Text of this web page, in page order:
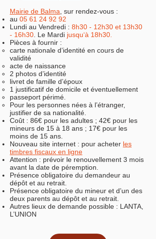
Mairie de Balma , sur rendez-vous :
au 05 61 24 92 92
Lundi au Vendredi : 8h30 - 12h30 et 13h30
- 16h30 . Le Mardi jusqu‘à 18h30.
Pièces à fournir :
carte nationale d’identité en cours de
validité
acte de naissance
2 photos d’identité
livret de famille d’époux
1 justificatif de domicile et éventuellement
passeport périmé.
Pour les personnes nées à l’étranger,
justifier de sa nationalité.
Coût : 86€ pour les adultes ; 42€ pour les
mineurs de 15 à 18 ans ; 17€ pour les
moins de 15 ans.
Nouveau site internet : pour acheter les
timbres fiscaux en ligne
Attention : prévoir le renouvellement 3 mois
avant la date de péremption.
Présence obligatoire du demandeur au
dépôt et au retrait.
Présence obligatoire du mineur et d’un des
deux parents au dépôt et au retrait.
Autres lieux de demande possible : LANTA,
L’UNION